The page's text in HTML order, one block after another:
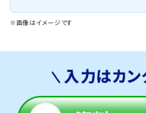
※画像はイメージです